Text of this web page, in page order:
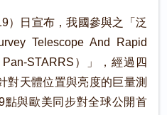
）日宣布，我國參與之「泛
Telescope And Rapid
STARRS）」，經過四
對天體位置與亮度的巨量測
點與歐美同步對全球公開首